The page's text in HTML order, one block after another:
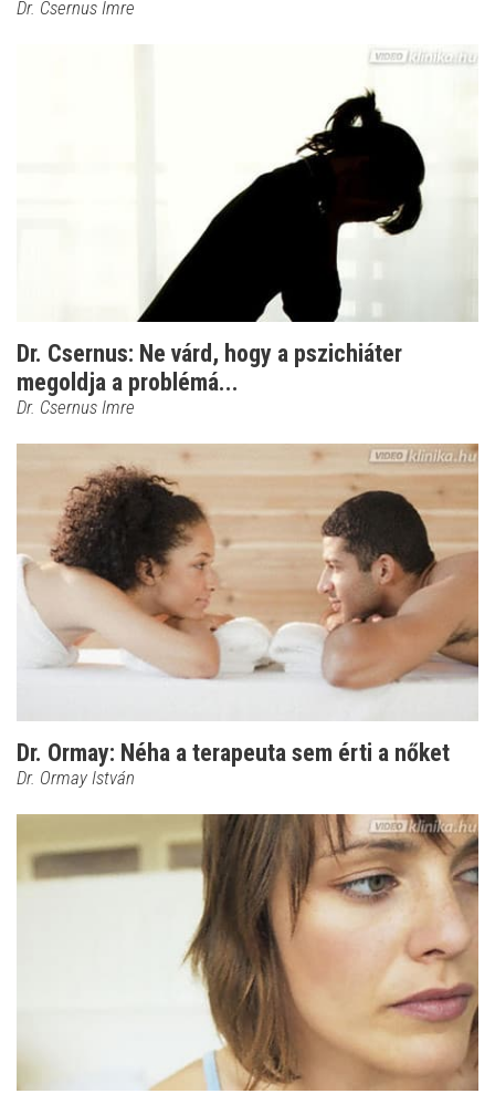
Dr. Csernus Imre
Dr. Csernus: Ne várd, hogy a pszichiáter
megoldja a problémá...
Dr. Csernus Imre
Dr. Ormay: Néha a terapeuta sem érti a nőket
Dr. Ormay István